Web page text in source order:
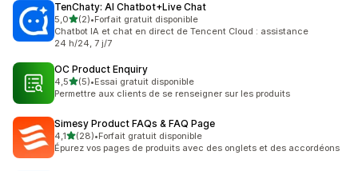
TenChaty: AI Chatbot+Live Chat
5,0étoile(s) sur 5
(2)
2 avis au total
•Forfait gratuit disponible
Chatbot IA et chat en direct de Tencent Cloud : assistance
24 h/24, 7 j/7
OC Product Enquiry
4,5étoile(s) sur 5
(5)
5 avis au total
•Essai gratuit disponible
Permettre aux clients de se renseigner sur les produits
Simesy Product FAQs & FAQ Page
4,1étoile(s) sur 5
(28)
28 avis au total
•Forfait gratuit disponible
Épurez vos pages de produits avec des onglets et des accordéons